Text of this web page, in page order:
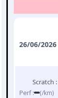
26/06/2026
Scratch :
Perf :
(/km)